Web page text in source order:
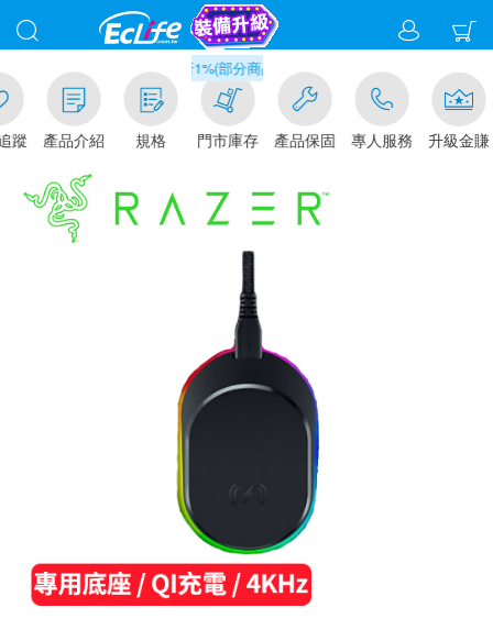
蹤 產品介紹 規格
滿千元門市取貨現折1%(部分商品不適用)-請點我看
門市庫存 產品保固 專人服務 升級金賺